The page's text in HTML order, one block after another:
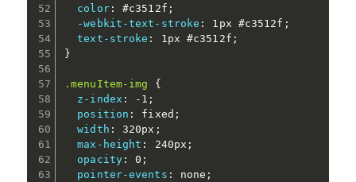
color: #c3512f ;
-webkit-text-stroke : 1px #c3512f ;
text-stroke : 1px #c3512f ;
}
.menuItem-img
{
z-index : -1 ;
position : fixed ;
width : 320px ;
max-height : 240px ;
opacity : 0 ;
pointer-events : none ;